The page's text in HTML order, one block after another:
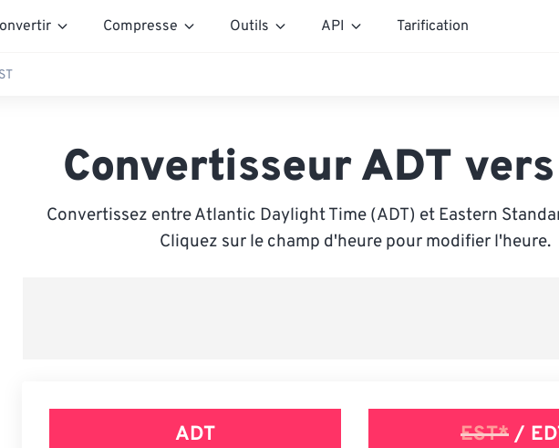
Compresse Outils API Tarification
Convertisseur ADT vers
Convertissez entre Atlantic Daylight Time (ADT) et Eastern
Cliquez sur le champ d'heure pour modifier l'heure.
ADT EST*/